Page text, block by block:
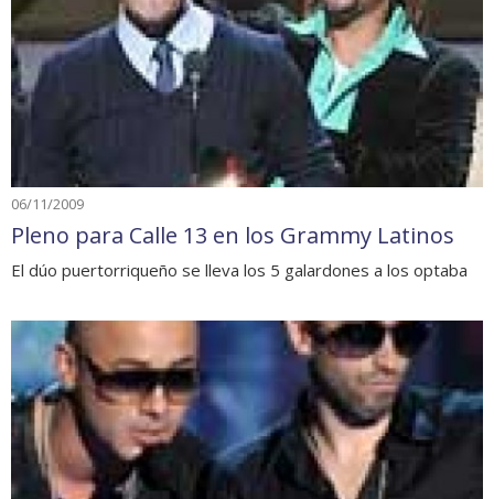
06/11/2009
Pleno para Calle 13 en los Grammy Latinos
El dúo puertorriqueño se lleva los 5 galardones a los optaba